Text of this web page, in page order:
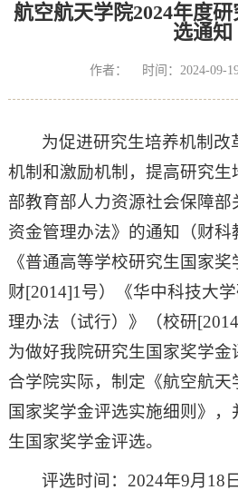
航空航天学院2024年度
选通知
作者： 时间：2024-09-
为促进研究生培养机制改
机制和激励机制，提高研究生
部教育部人力资源社会保障
资金管理办法》的通知（财科
《普通高等学校研究生国家
财[2014]1号）《华中科技大
理办法（试行）》（校研
为做好我院研究生国家奖学
合学院实际，制定《航空航天
国家奖学金评选实施细则》，
生国家奖学金评选。
评选时间：2024年9月